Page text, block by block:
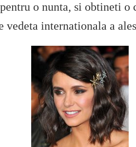
o nunta, si obtineti o
vedeta internationala a